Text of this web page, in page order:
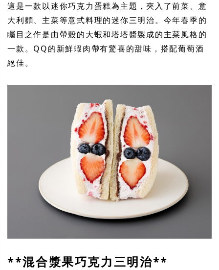
這是一款以迷你巧克力蛋糕為主題，夾入了前菜、意
大利麵、主菜等意式料理的迷你三明治。今年春季的
矚目之作是由帶殼的大蝦和塔塔醬製成的主菜風格的
一款。QQ的新鮮蝦肉帶有驚喜的甜味，搭配葡萄酒
絕佳。
**混合漿果巧克力三明治**